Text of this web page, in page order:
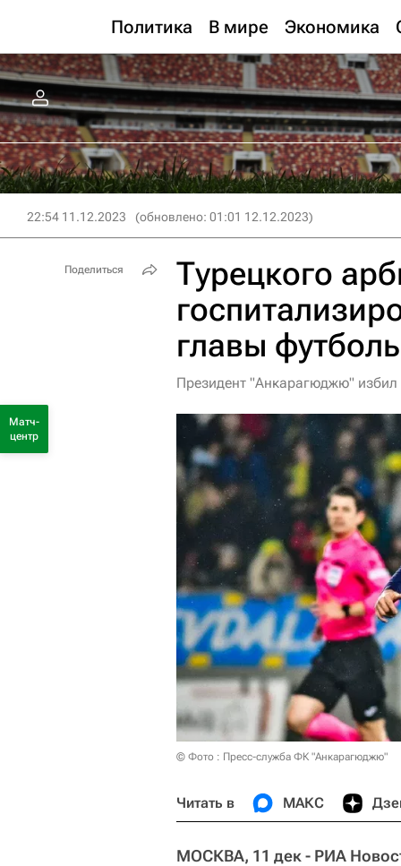
Политика В мире Экономика
22:54 11.12.2023 (обновлено: 01:01 12.12.2023)
Турецкого
главы
Президент "Анкарагюджю"
© Фото : Пресс-служба ФК "Анкарагюджю"
Читать в МАКС
МОСКВА, 11 дек - РИА
Поделиться
Матч-
центр